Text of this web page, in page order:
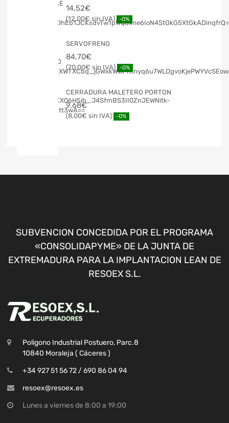
14,52€
12,00€ -0%
SERVOFRENO
84,70€
70,00€ -0%
CERRADURA MALETERO PORTON
9,68€
8,00€ -0%
SUBVENCION CONCEDIDA POR EL PROGRAMA
«CONSOLIDAPYME» DE LA JUNTA DE
EXTREMADURA PARA LA IMPLANTACION LEAN DE
RESOEX S.L.
Poligono Industrial Postuero, Parc.8
10840 Moraleja ( Cáceres )
+34 927 51 56 72 / 690 86 04 94
resoex@resoex.es
Lunes a viernes de 8:00 a 19:00